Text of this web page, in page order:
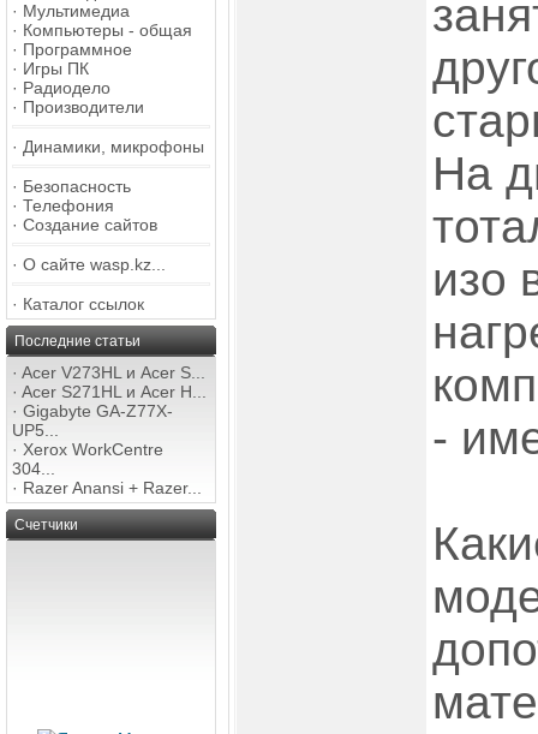
· Мультимедиа
· Компьютеры - общая
· Программное
· Игры ПК
· Радиодело
· Производители
· Динамики, микрофоны
· Безопасность
· Телефония
· Создание сайтов
· О сайте wasp.kz...
· Каталог ссылок
Последние статьи
· Acer V273HL и Acer S...
· Acer S271HL и Acer H...
· Gigabyte GA-Z77X-
UP5...
· Xerox WorkCentre
304...
· Razer Anansi + Razer...
Счетчики
На
изо
-